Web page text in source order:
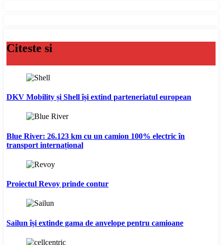
Citeste si
DKV Mobility și Shell își extind parteneriatul european
Blue River: 26.123 km cu un camion 100% electric în
transport internațional
Proiectul Revoy prinde contur
Sailun își extinde gama de anvelope pentru camioane